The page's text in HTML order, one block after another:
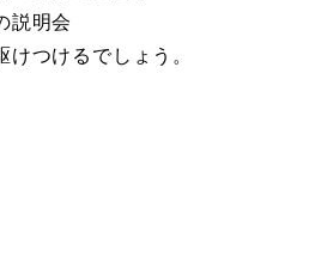
説明会
つけるでしょう。